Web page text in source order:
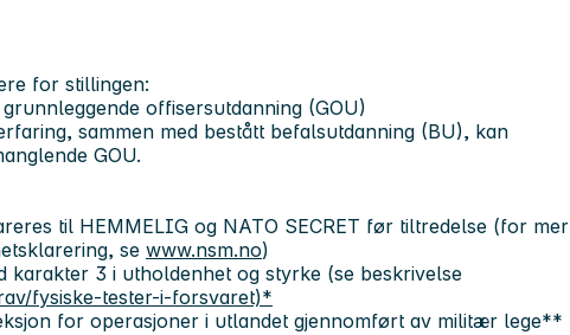
for stillingen:
offisersutdanning (GOU)
sammen med bestått befalsutdanning (BU), kan
GOU.
til HEMMELIG og NATO SECRET før tiltredelse (for mer
se www.nsm.no)
karakter 3 i utholdenhet og styrke (se beskrivelse
fysiske-tester-i-forsvaret)*
for operasjoner i utlandet gjennomført av militær lege**